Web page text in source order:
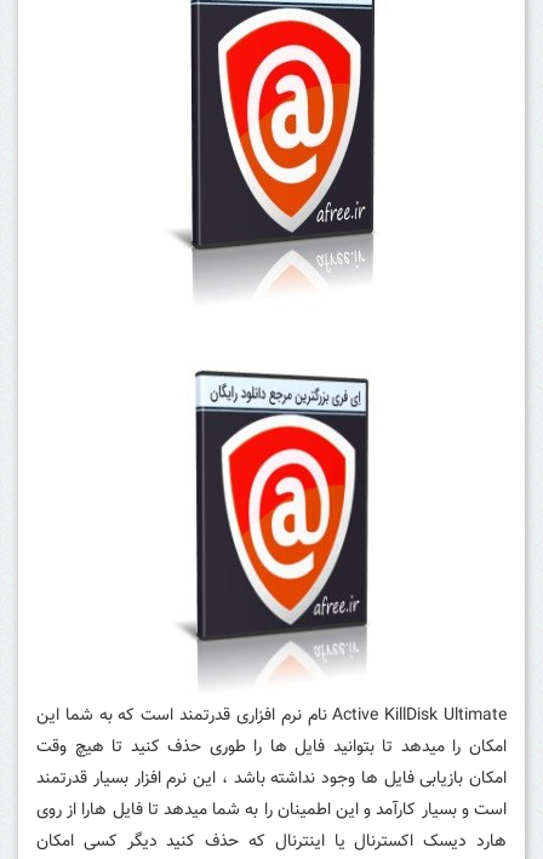
Active KillDisk Ultimate نام نرم افزاری قدرتمند است که به شما این
امکان را میدهد تا بتوانید فایل ها را طوری حذف کنید تا هیچ وقت
امکان بازیابی فایل ها وجود نداشته باشد ، این نرم افزار بسیار قدرتمند
است و بسیار کارآمد و این اطمینان را به شما میدهد تا فایل هارا از روی
هارد دیسک اکسترنال یا اینترنال که حذف کنید دیگر کسی امکان